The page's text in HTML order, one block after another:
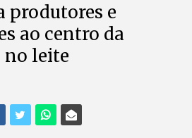
produtores e
ao centro da
no leite